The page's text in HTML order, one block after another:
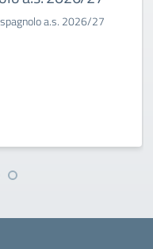
a.s. 2026/27